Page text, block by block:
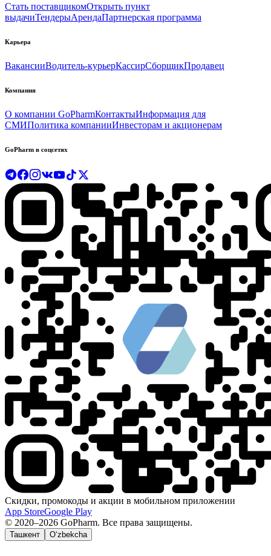
Стать поставщикомОткрыть пункт
выдачиТендерыАрендаПартнерская программа
Карьера
ВакансииВодитель-курьерКассирСборщикПродавец
Компания
О компании GoPharmКонтактыИнформация для
СМИПолитика компанииИнвесторам и акционерам
GoPharm в соцсетях
Скидки, промокоды и акции в мобильном приложении
App StoreGoogle Play
© 2020–2026 GoPharm. Все права защищены.
Ташкент O‘zbekcha